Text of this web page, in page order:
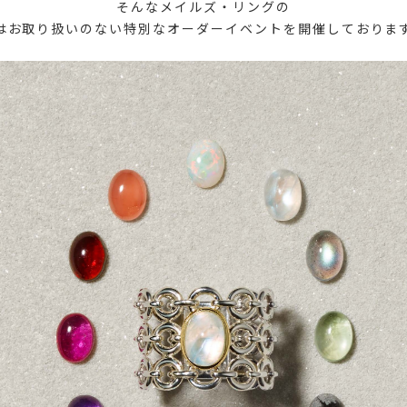
そんなメイルズ・リングの
お取り扱いのない特別なオーダーイベントを開催しておりま